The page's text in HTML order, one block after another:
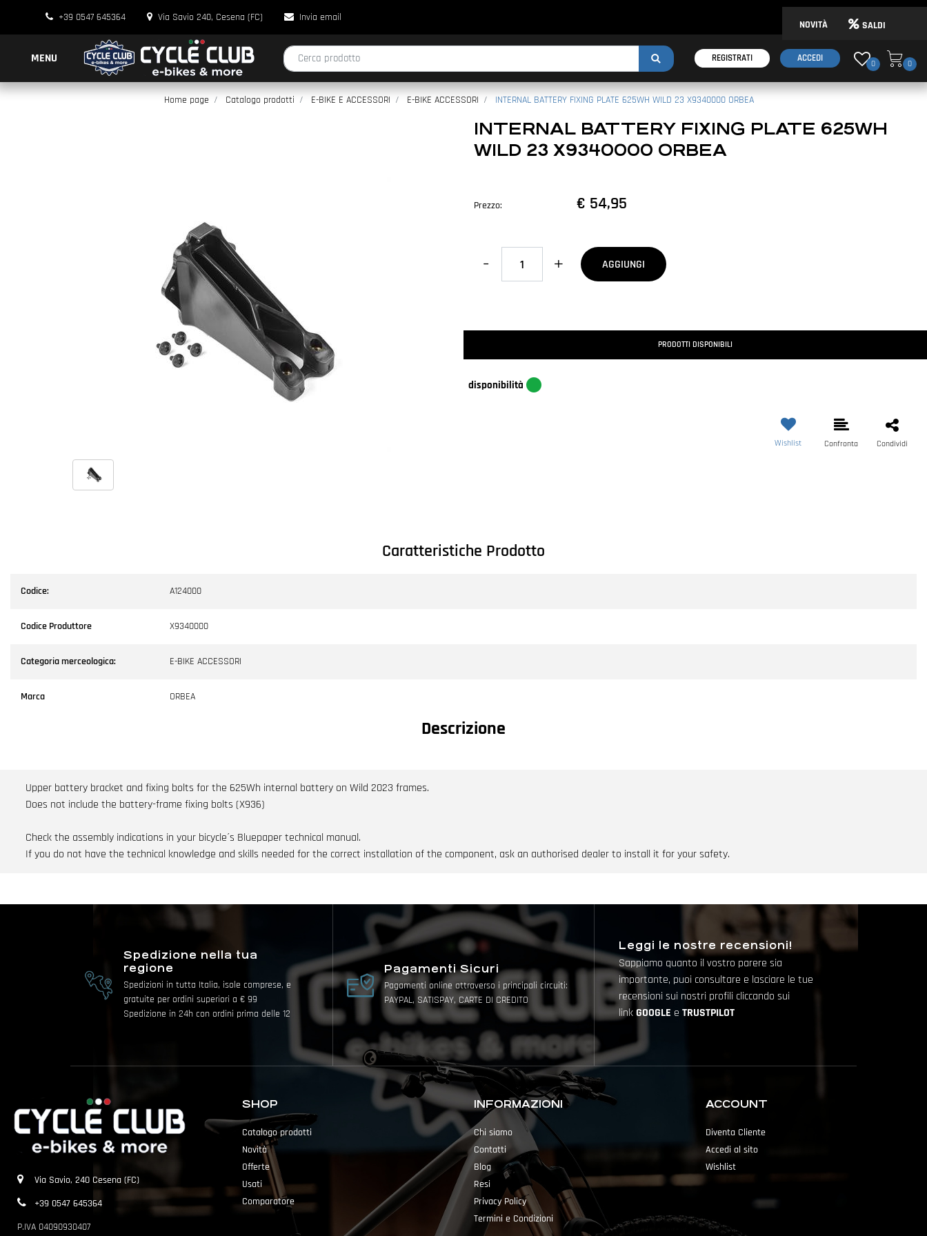
+39 0547 645364 Via Savio 240, Cesena (FC) Invia email
NOVITÀ SALDI
MENU La modifica di un filtro aggiorna automaticamente gli altri filtri disponibili.
REGISTRATI ACCEDI
0 0
Home page Catalogo prodotti E-BIKE E ACCESSORI E-BIKE ACCESSORI INTERNAL BATTERY FIXING PLATE 625WH WILD 23 X9340000 ORBEA
INTERNAL BATTERY FIXING PLATE 625WH
WILD 23 X9340000 ORBEA
Prezzo: € 54,95
Quantità
AGGIUNGI
PRODOTTI DISPONIBILI
disponibilità
Wishlist Confronta Condividi
Caratteristiche Prodotto
Codice: A124000
Codice Produttore X9340000
Categoria merceologica: E-BIKE ACCESSORI
Marca ORBEA
Descrizione
Upper battery bracket and fixing bolts for the 625Wh internal battery on Wild 2023 frames.
Does not include the battery-frame fixing bolts (X936)
Check the assembly indications in your bicycle´s Bluepaper technical manual.
If you do not have the technical knowledge and skills needed for the correct installation of the component, ask an authorised dealer to install it for your safety.
Spedizione nella tua
regione
Spedizioni in tutta Italia, isole comprese, e
gratuite per ordini superiori a € 99
Spedizione in 24h con ordini prima delle 12
Pagamenti Sicuri
Pagamenti online attraverso i principali circuiti:
PAYPAL, SATISPAY, CARTE DI CREDITO
Leggi le nostre recensioni!
Sappiamo quanto il vostro parere sia
importante, puoi consultare e lasciare le tue
recensioni sui nostri profili cliccando sui
linkGOOGLE e TRUSTPILOT
Via Savio, 240 Cesena (FC)
+39 0547 645364
P.IVA 04090930407
SHOP
Catalogo prodotti
Novità
Offerte
Usati
Comparatore
INFORMAZIONI
Chi siamo
Contatti
Blog
Resi
Privacy Policy
Termini e Condizioni
ACCOUNT
Diventa Cliente
Accedi al sito
Wishlist